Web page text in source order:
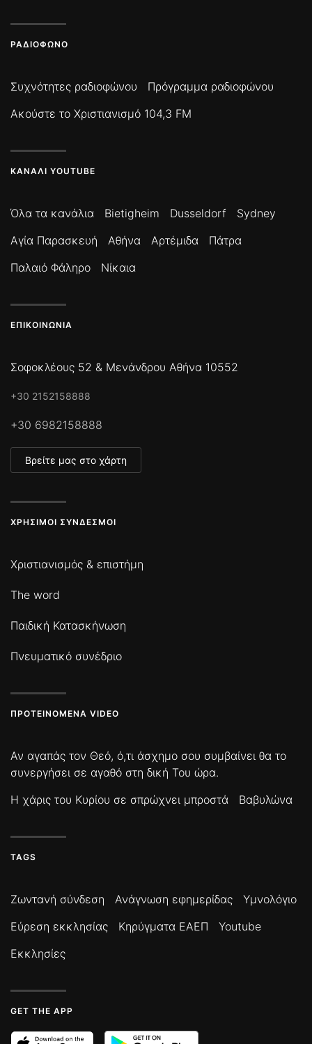
ΡΑΔΙΌΦΩΝΟ
Συχνότητες ραδιοφώνου
Πρόγραμμα ραδιοφώνου
Ακούστε το Χριστιανισμό 104,3 FM
ΚΑΝΆΛΙ YOUTUBE
Όλα τα κανάλια Bietigheim Dusseldorf
Sydney
Αγία Παρασκευή
Αθήνα Αρτέμιδα
Πάτρα
Παλαιό Φάληρο
Νίκαια
ΕΠΙΚΟΙΝΩΝΊΑ
Σοφοκλέους 52 & Μενάνδρου Αθήνα 10552
+30 2152158888
+30 6982158888
Βρείτε μας στο χάρτη
ΧΡΉΣΙΜΟΙ ΣΎΝΔΕΣΜΟΙ
Χριστιανισμός & επιστήμη
The word
Παιδική Κατασκήνωση
Πνευματικό συνέδριο
ΠΡΟΤΕΙΝΌΜΕΝΑ VIDEO
Αν αγαπάς τον Θεό, ό,τι άσχημο σου συμβαίνει θα το
συνεργήσει σε αγαθό στη δική Του ώρα.
Η χάρις του Κυρίου σε σπρώχνει μπροστά
Βαβυλώνα
TAGS
Ζωντανή σύνδεση Ανάγνωση εφημερίδας
Υμνολόγιο
Εύρεση εκκλησίας
Κηρύγματα ΕΑΕΠ
Youtube
Εκκλησίες
GET THE APP